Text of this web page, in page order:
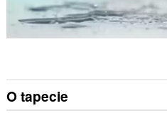
O tapecie